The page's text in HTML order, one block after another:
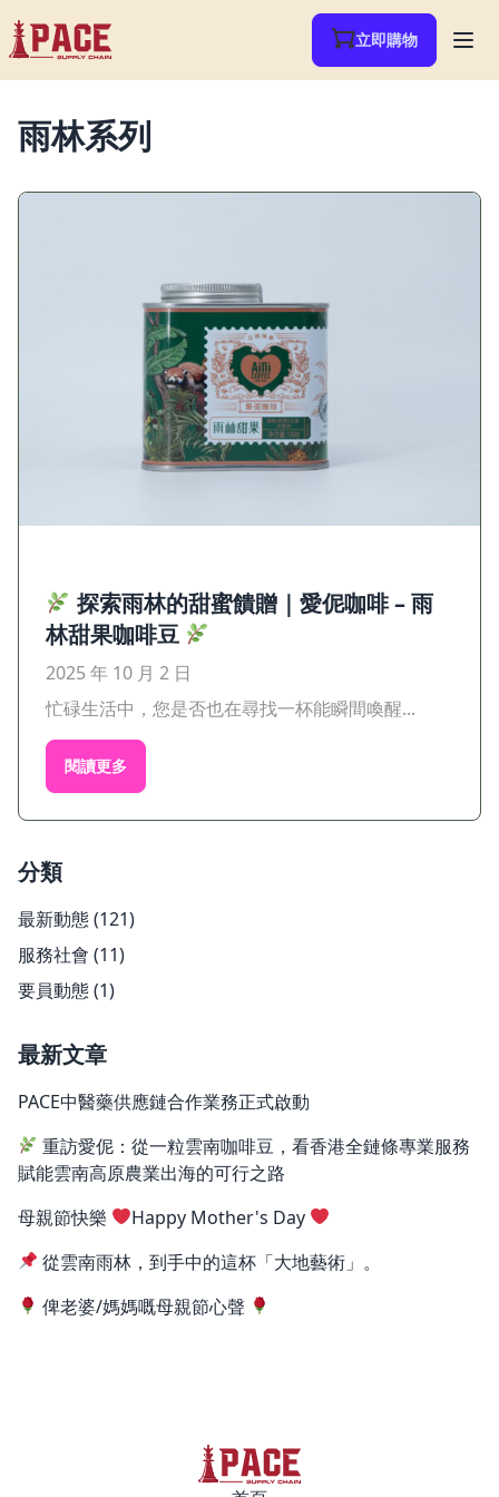
立即購物
雨林系列
探索雨林的甜蜜饋贈｜愛伲咖啡 – 雨
林甜果咖啡豆
2025 年 10 月 2 日
忙碌生活中，您是否也在尋找一杯能瞬間喚醒...
閱讀更多
分類
最新動態(121)
服務社會 (11)
要員動態(1)
最新文章
PACE中醫藥供應鏈合作業務正式啟動
重訪愛伲：從一粒雲南咖啡豆，看香港全鏈條專業服務
賦能雲南高原農業出海的可行之路
母親節快樂
Happy Mother's Day
從雲南雨林，到手中的這杯「大地藝術」。
俾老婆/媽媽嘅母親節心聲